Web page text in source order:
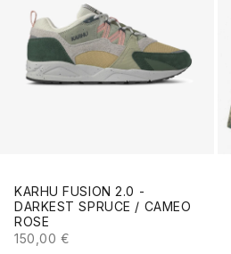
KARHU FUSION 2.0 -
DARKEST SPRUCE / CAMEO
ROSE
ANGEBOT
150,00 €